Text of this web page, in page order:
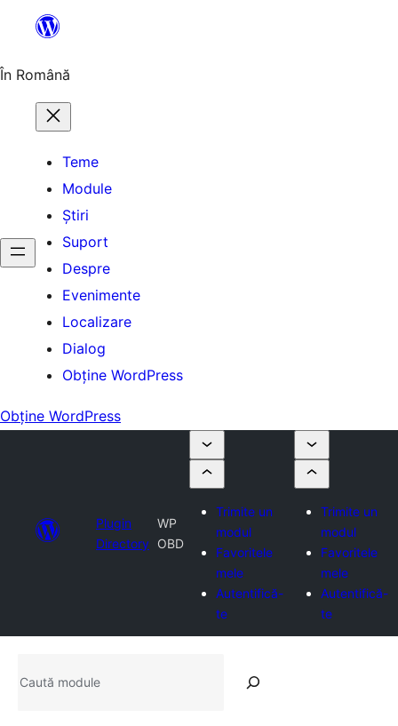
conținut
În Română
Teme
Module
Știri
Suport
Despre
Evenimente
Localizare
Dialog
Obține WordPress
Obține WordPress
Plugin
Directory
WP
OBD
Trimite un
modul
Favoritele
mele
Autentifică-
te
Trimite un
modul
Favoritele
mele
Autentifică-
te
module